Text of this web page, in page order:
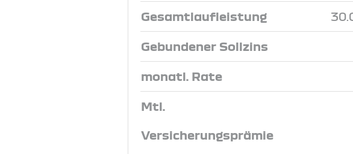
Gesamtlaufleistung
Gebundener Sollzins
monatl. Rate
Mtl.
Versicherungsprämie